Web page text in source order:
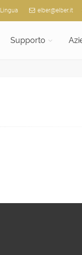
Lingua elber@elber.it
Supporto